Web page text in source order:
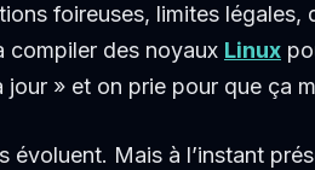
foireuses, limites légales,
compiler des noyaux Linux
» et on prie pour que ça
évoluent. Mais à l’instant